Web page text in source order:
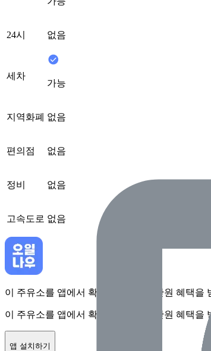
24시 없음
세차
가능
지역화폐 없음
편의점 없음
정비 없음
고속도로 없음
이 주유소를 앱에서 확인하고 최대 1만원 혜택을
이 주유소를 앱에서 확인하고 최대 1만원 혜택을
앱 설치하기